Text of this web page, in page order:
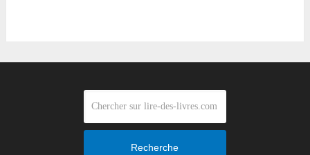
Recherche